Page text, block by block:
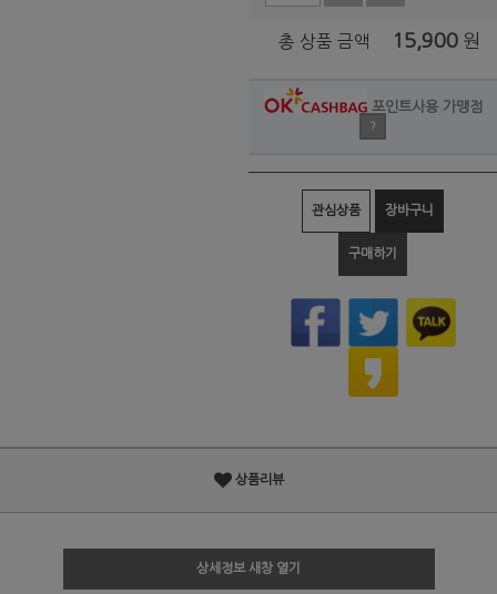
총 상품 금액 15,900 원
포인트사용 가맹점
?
관심상품 장바구니
구매하기
상품리뷰
상세정보 새창 열기